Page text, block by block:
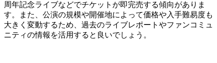
周年記念ライブなどでチケットが即完売する傾向がありま
す。また、公演の規模や開催地によって価格や入手難易度も
大きく変動するため、過去のライブレポートやファンコミュ
ニティの情報を活用すると良いでしょう。